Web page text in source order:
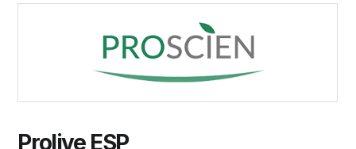
Prolive ESP